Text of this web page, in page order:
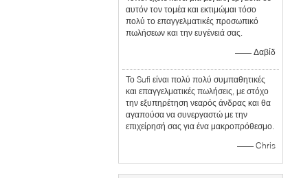
αυτόν τον τομέα και εκτιμώμαι τόσο
πολύ το επαγγελματικές προσωπικό
πωλήσεων και την ευγένειά σας.
—— Δαβίδ
Το Sufi είναι πολύ πολύ συμπαθητικές
και επαγγελματικές πωλήσεις, με στόχο
την εξυπηρέτηση νεαρός άνδρας και θα
αγαπούσα να συνεργαστώ με την
επιχείρησή σας για ένα μακροπρόθεσμο.
—— Chris